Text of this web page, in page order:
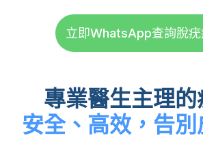
立即WhatsApp查詢脫疣
專業醫生主理
安全、高效，告